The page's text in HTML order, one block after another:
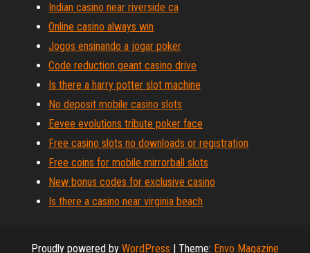
Indian casino near riverside ca
Online casino always win
Jogos ensinando a jogar poker
Code reduction geant casino drive
Is there a harry potter slot machine
No deposit mobile casino slots
Eevee evolutions tribute poker face
Free casino slots no downloads or registration
Free coins for mobile mirrorball slots
New bonus codes for exclusive casino
Is there a casino near virginia beach
Proudly powered by WordPress | Theme: Envo Magazine